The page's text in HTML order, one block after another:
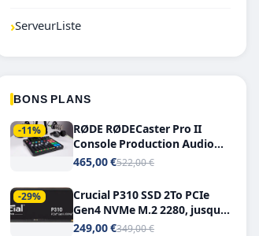
›ServeurListe
BONS PLANS
-11%
RØDE RØDECaster Pro II
Console Production Audio
Tout-en-Un, Bluetooth et
465,00 €522,00 €
-29%
Crucial P310 SSD 2To PCIe
Gen4 NVMe M.2 2280, jusqu’à
7.100 Mo/s
249,00 €349,00 €